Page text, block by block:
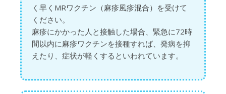
く早くMRワクチン（麻疹風疹混合）を受けて
ください。
麻疹にかかった人と接触した場合、緊急に72時
間以内に麻疹ワクチンを接種すれば、発病を抑
えたり、症状が軽くするといわれています。